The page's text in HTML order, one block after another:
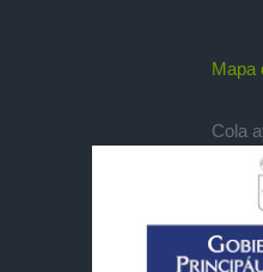
Mapa
Cola